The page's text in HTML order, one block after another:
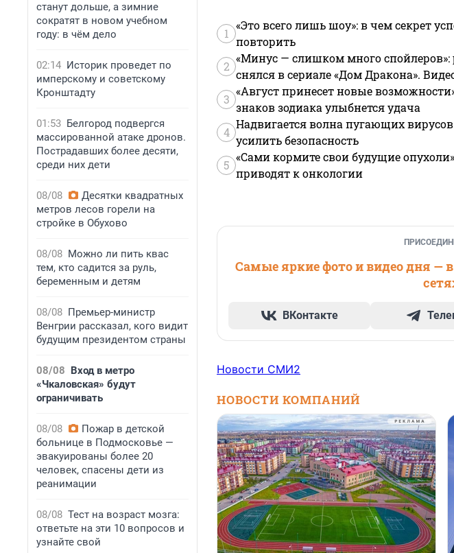
станут дольше, а зимние
сократят в новом учебном
году: в чём дело
02:14 Историк проведет по
имперскому и советскому
Кронштадту
01:53 Белгород подвергся
массированной атаке дронов.
Пострадавших более десяти,
среди них дети
08/08
Десятки квадратных
метров лесов горели на
стройке в Обухово
08/08 Можно ли пить квас
тем, кто садится за руль,
беременным и детям
08/08 Премьер-министр
Венгрии рассказал, кого видит
будущим президентом страны
08/08 Вход в метро
«Чкаловская» будут
ограничивать
08/08
Пожар в детской
больнице в Подмосковье —
эвакуированы более 20
человек, спасены дети из
реанимации
08/08 Тест на возраст мозга:
ответьте на эти 10 вопросов и
узнайте свой
1
«Это всего лишь шоу»: в чем секрет
повторить
2
«Минус — слишком много спойлеров»:
снялся в сериале «Дом Дракона».
3
«Август принесет новые
знаков зодиака улыбнется удача
4
Надвигается волна пугающих
усилить безопасность
5
«Сами кормите свои будущие
приводят к онкологии
Самые яркие фото и видео дня —
ВКонтакте
Новости СМИ2
НОВОСТИ КОМПАНИЙ